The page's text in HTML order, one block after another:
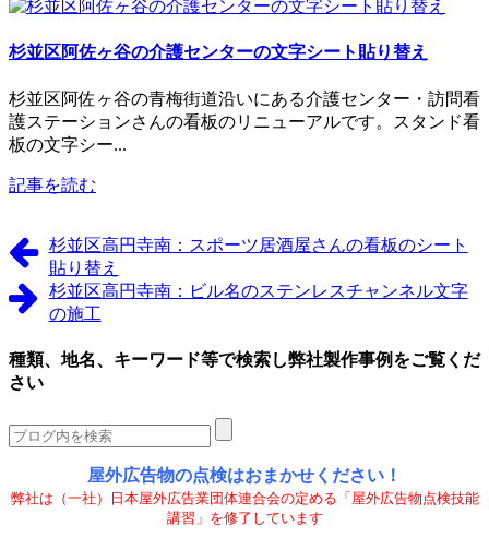
杉並区阿佐ヶ谷の介護センターの文字シート貼り替え
杉並区阿佐ヶ谷の青梅街道沿いにある介護センター・訪問看
護ステーションさんの看板のリニューアルです。スタンド看
板の文字シー...
記事を読む
杉並区高円寺南：スポーツ居酒屋さんの看板のシート
貼り替え
杉並区高円寺南：ビル名のステンレスチャンネル文字
の施工
種類、地名、キーワード等で検索し弊社製作事例をご覧くだ
さい
屋外広告物の点検はおまかせください！
弊社は（一社）日本屋外広告業団体連合会の定める「屋外広告物点検技能
講習」を修了しています